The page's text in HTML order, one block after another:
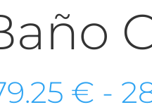
€ -